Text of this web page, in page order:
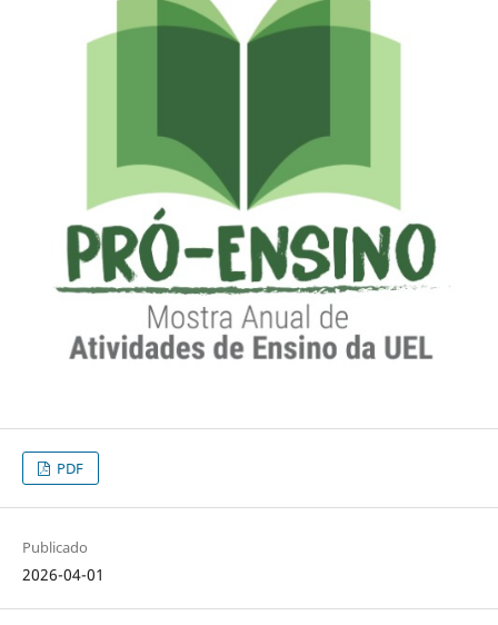
PDF
Publicado
2026-04-01